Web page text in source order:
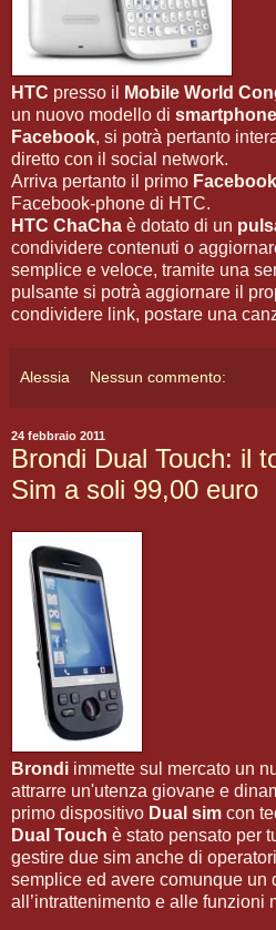
HTC presso il Mobile World
un nuovo modello di smartphone
Facebook, si potrà pertanto
diretto con il social network.
Arriva pertanto il primo
Facebook-phone di HTC.
HTC ChaCha è dotato di un
condividere contenuti o
semplice e veloce, tramite una
pulsante si potrà aggiornare il
condividere link, postare una
Alessia Nessun commento:
24 febbraio 2011
Brondi Dual Touch: il
Sim a soli 99,00 euro
Brondi immette sul mercato un
attrarre un'utenza giovane e
primo dispositivo Dual sim con
Dual Touch è stato pensato per
gestire due sim anche di
semplice ed avere comunque un
all’intrattenimento e alle funzioni